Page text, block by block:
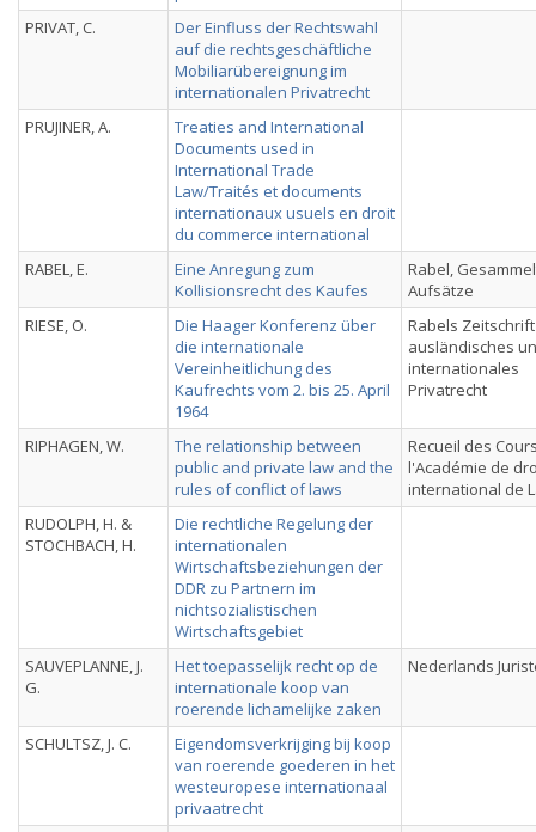
PRIVAT, C.
Der Einfluss der Rechtswahl
auf die rechtsgeschäftliche
Mobiliarübereignung im
internationalen Privatrecht
PRUJINER, A.
Treaties and International
Documents used in
International Trade
Law/Traités et documents
internationaux usuels en droit
du commerce international
RABEL, E.
Eine Anregung zum
Kollisionsrecht des Kaufes
Rabel,
Aufsätze
RIESE, O.
Die Haager Konferenz über
die internationale
Vereinheitlichung des
Kaufrechts vom 2. bis 25. April
1964
Rabels
ausländisches
internationales
Privatrecht
RIPHAGEN, W.
The relationship between
public and private law and the
rules of conflict of laws
Recueil des
l'Académie de
international de
RUDOLPH, H. &
STOCHBACH, H.
Die rechtliche Regelung der
internationalen
Wirtschaftsbeziehungen der
DDR zu Partnern im
nichtsozialistischen
Wirtschaftsgebiet
SAUVEPLANNE, J.
G.
Het toepasselijk recht op de
internationale koop van
roerende lichamelijke zaken
Nederlands
SCHULTSZ, J. C.
Eigendomsverkrijging bij koop
van roerende goederen in het
westeuropese internationaal
privaatrecht